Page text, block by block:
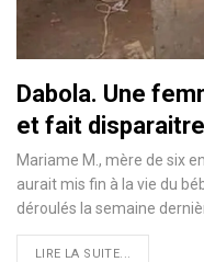
Dabola. Une
et fait
Mariame M., mère de six
aurait mis fin à la vie du
déroulés la semaine
LIRE LA SUITE...